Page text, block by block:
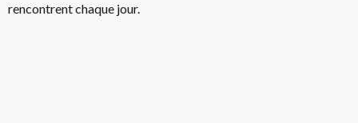
rencontrent chaque jour.